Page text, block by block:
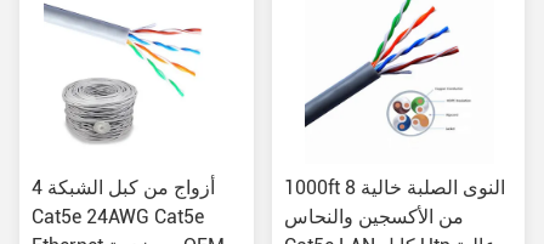
4 أزواج من كبل الشبكة
Cat5e 24AWG Cat5e
1000ft 8 النوى الصلبة خالية
من الأكسجين والنحاس